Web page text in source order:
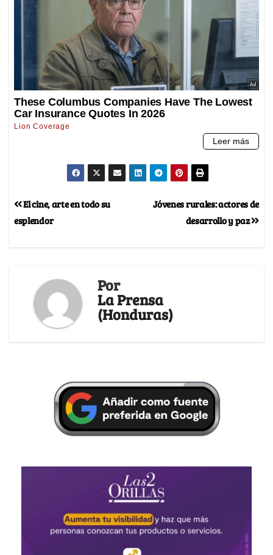
Jóvenes rurales: actores de
desarrollo y paz
El cine, arte en todo su
esplendor
Por
La Prensa
(Honduras)